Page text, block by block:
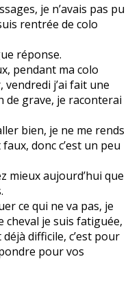
je n’avais pas pu
rentrée de colo
réponse.
pendant ma colo
j’ai fait une
de grave, je raconterai
bien, je ne me rends
donc c’est un peu
mieux aujourd’hui que
ce qui ne va pas, je
cheval je suis fatiguée,
difficile, c’est pour
pour vos